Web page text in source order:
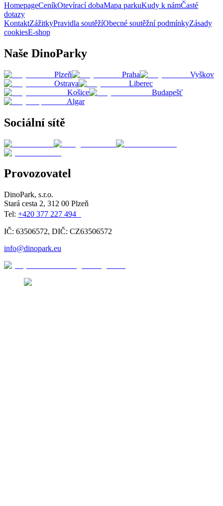
HomepageCeníkOtevírací dobaMapa parkuKudy k námČasté
dotazy
KontaktZážitkyPravidla soutěžíObecné soutěžní podmínkyZásady
cookiesE-shop
Naše DinoParky
Plzeň Praha
Vyškov
Ostrava
Liberec
Košice
Budapešť
Algar
Sociální sítě
Provozovatel
DinoPark, s.r.o.
Stará cesta 2, 312 00 Plzeň
Tel: +420 377 227 494
IČ: 63506572, DIČ: CZ63506572
info@dinopark.eu